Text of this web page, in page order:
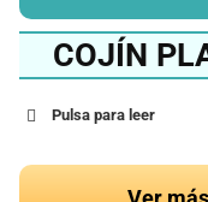
COJÍN
Pulsa para leer